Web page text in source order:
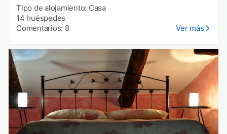
Tipo de alojamiento: Casa
14 huéspedes
Comentarios: 8
Ver más